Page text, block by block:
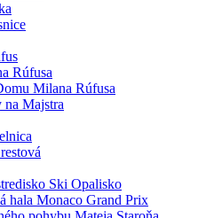
Rúfusa
Milana Rúfusa
na Majstra
Ski Opalisko
hala Monaco Grand Prix